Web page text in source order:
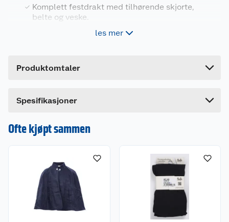
Komplett festdrakt med tilhørende skjorte,
belte og veske.
Stakk i ullblanding med fine broderier og
Hvit skjorte i bomull med broderte detaljer
Festdrakt i lekkert blått ullstoff, med vakre
hele skjørtet, på bysten, bak på ryggen, samt på
beltet. Beltet har nydelig kantebånd i fløyel.
Beltet kan justeres i livstørrelse. Nydelig
kantebånd i fløyel rundt ermåpning og
halsåpningen. Tinnfargede hekter foran.
Vaskeanvisning:
Anbefales å tørke av eventuelle flekker. Drakten
bør renses. Blusen kan vaskes på 40°C.
les mer
Produktomtaler
Spesifikasjoner
Farge
MARINEBLÅ
Lengde
Ofte kjøpt sammen